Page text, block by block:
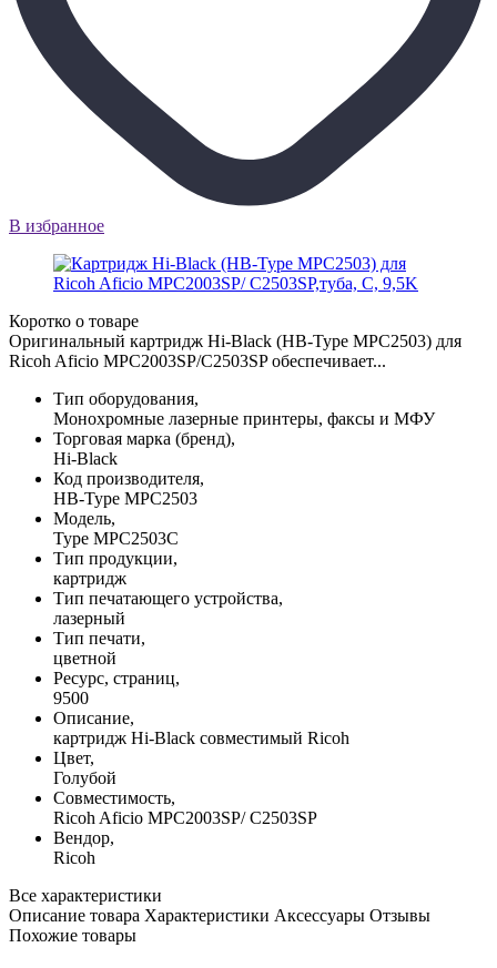
В избранное
Коротко о товаре
Оригинальный картридж Hi-Black (HB-Type MPC2503) для
Ricoh Aficio MPC2003SP/C2503SP обеспечивает...
Тип оборудования,
Монохромные лазерные принтеры, факсы и МФУ
Торговая марка (бренд),
Hi-Black
Код производителя,
HB-Type MPC2503
Модель,
Type MPC2503C
Тип продукции,
картридж
Тип печатающего устройства,
лазерный
Тип печати,
цветной
Ресурс, страниц,
9500
Описание,
картридж Hi-Black совместимый Ricoh
Цвет,
Голубой
Совместимость,
Ricoh Aficio MPC2003SP/ C2503SP
Вендор,
Ricoh
Все характеристики
Описание товара Характеристики Аксессуары Отзывы
Похожие товары